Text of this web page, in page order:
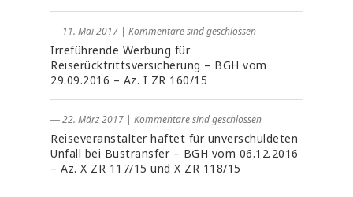
― 11. Mai 2017 | Kommentare sind geschlossen
Irreführende Werbung für
Reiserücktrittsversicherung – BGH vom
29.09.2016 – Az. I ZR 160/15
― 22. März 2017 | Kommentare sind geschlossen
Reiseveranstalter haftet für unverschuldeten
Unfall bei Bustransfer – BGH vom 06.12.2016
– Az. X ZR 117/15 und X ZR 118/15